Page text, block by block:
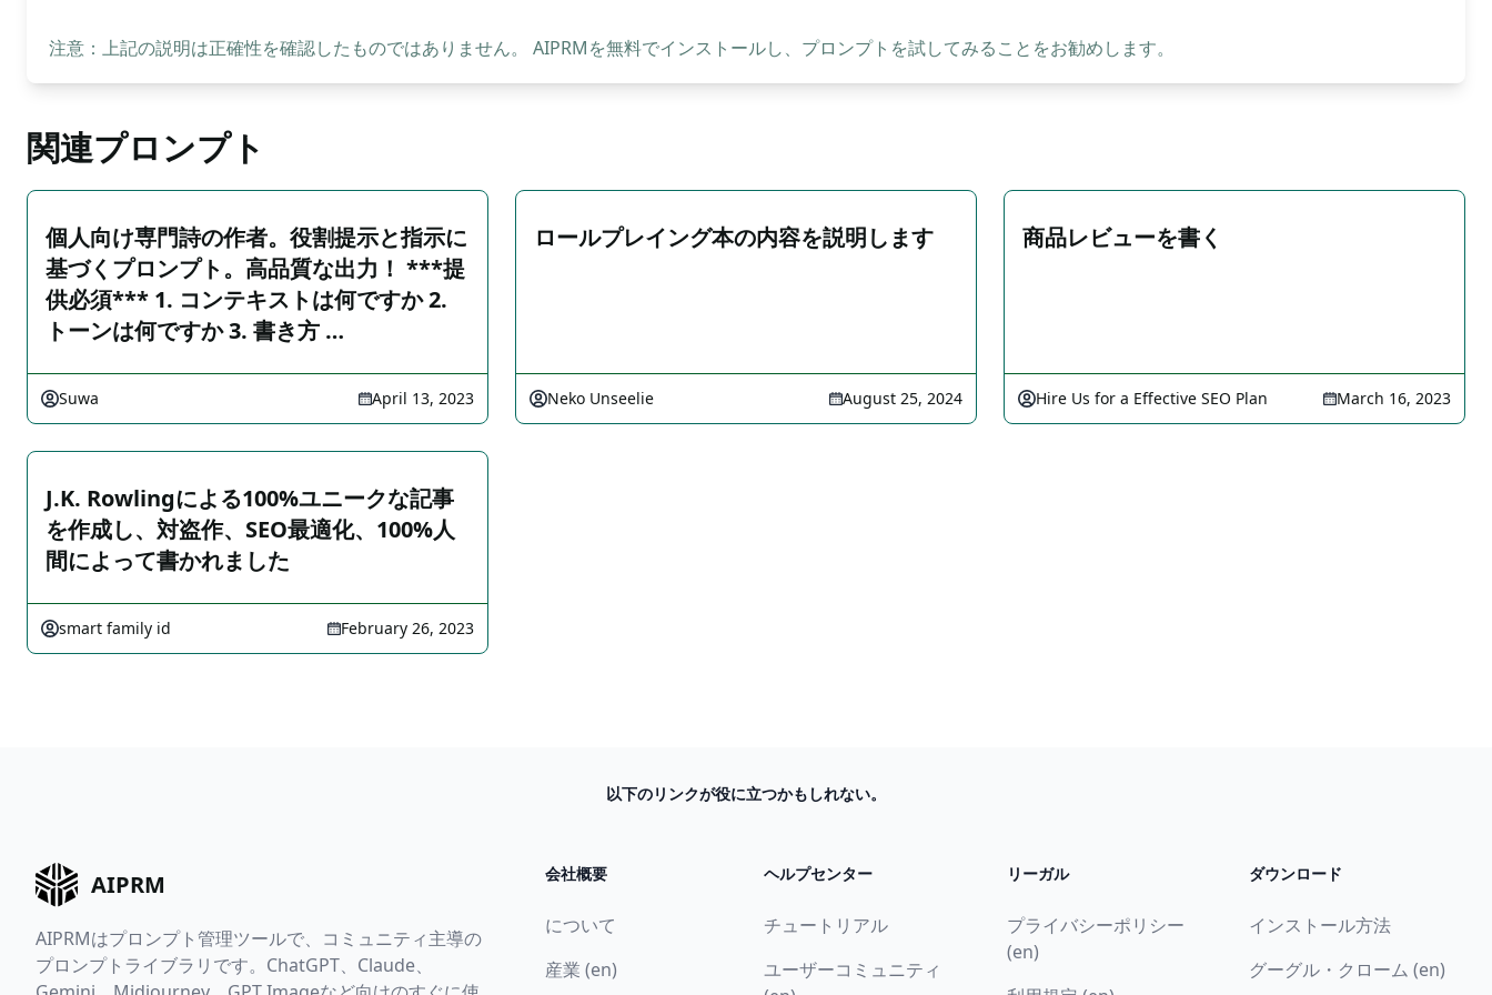
注意：上記の説明は正確性を確認したものではありません。 AIPRMを無料でインストールし、プロンプトを試してみることをお勧めします。
関連プロンプト
個人向け専門詩の作者。役割提示と指示に
基づくプロンプト。高品質な出力！ ***提
供必須*** 1. コンテキストは何ですか 2.
トーンは何ですか 3. 書き方 …
Suwa April 13, 2023
ロールプレイング本の内容を説明します
Neko Unseelie August 25, 2024
商品レビューを書く
Hire Us for a Effective SEO Plan March 16, 2023
J.K. Rowlingによる100%ユニークな記事
を作成し、対盗作、SEO最適化、100%人
間によって書かれました
smart family id February 26, 2023
以下のリンクが役に立つかもしれない。
AIPRM
AIPRMはプロンプト管理ツールで、コミュニティ主導の
プロンプトライブラリです。ChatGPT、Claude、
会社概要
について
産業 (en)
ヘルプセンター
チュートリアル
ユーザーコミュニティ
リーガル
プライバシーポリシー
(en)
ダウンロード
インストール方法
グーグル・クローム (en)